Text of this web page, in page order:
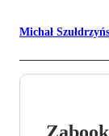
Michał